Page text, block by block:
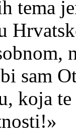
tema
sam
koja